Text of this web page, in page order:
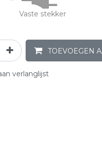
Vaste stekker
TOEVOEGEN
verlanglijst